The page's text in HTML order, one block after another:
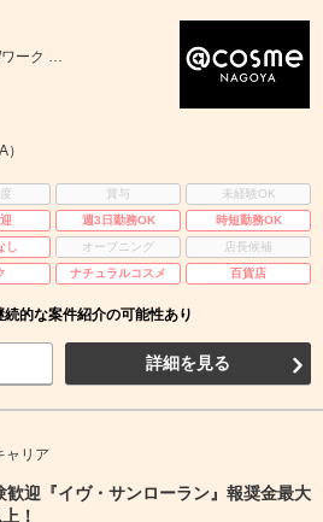
ワーク …
賞与
未経験OK
週3日勤務OK
時短勤務OK
し オープニング
店長候補
ナチュラルコスメ 百貨店
続的な案件紹介の可能性あり
詳細を見る
ャリア
歓迎『イヴ・サンローラン』報奨金最大
！